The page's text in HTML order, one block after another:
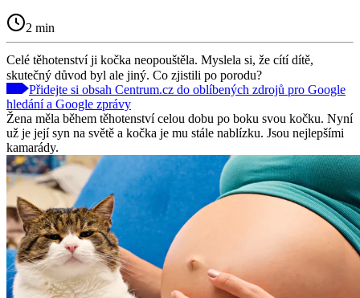
2 min
Celé těhotenství ji kočka neopouštěla. Myslela si, že cítí dítě,
skutečný důvod byl ale jiný. Co zjistili po porodu?
Přidejte si obsah Centrum.cz do oblíbených zdrojů pro Google
hledání a Google zprávy
Žena měla během těhotenství celou dobu po boku svou kočku. Nyní
už je její syn na světě a kočka je mu stále nablízku. Jsou nejlepšími
kamarády.